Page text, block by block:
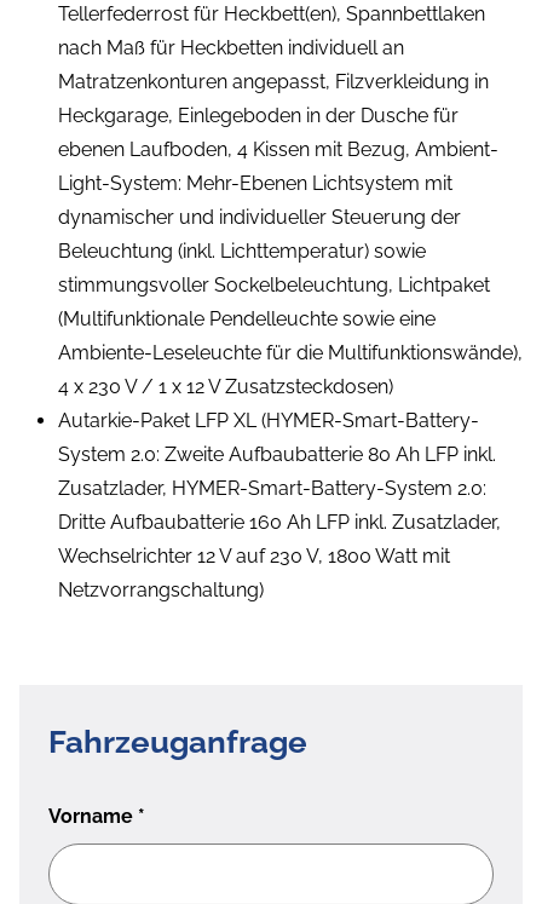
Tellerfederrost für Heckbett(en), Spannbettlaken
nach Maß für Heckbetten individuell an
Matratzenkonturen angepasst, Filzverkleidung in
Heckgarage, Einlegeboden in der Dusche für
ebenen Laufboden, 4 Kissen mit Bezug, Ambient-
Light-System: Mehr-Ebenen Lichtsystem mit
dynamischer und individueller Steuerung der
Beleuchtung (inkl. Lichttemperatur) sowie
stimmungsvoller Sockelbeleuchtung, Lichtpaket
(Multifunktionale Pendelleuchte sowie eine
Ambiente-Leseleuchte für die Multifunktionswände),
4 x 230 V / 1 x 12 V Zusatzsteckdosen)
Autarkie-Paket LFP XL (HYMER-Smart-Battery-
System 2.0: Zweite Aufbaubatterie 80 Ah LFP inkl.
Zusatzlader, HYMER-Smart-Battery-System 2.0:
Dritte Aufbaubatterie 160 Ah LFP inkl. Zusatzlader,
Wechselrichter 12 V auf 230 V, 1800 Watt mit
Netzvorrangschaltung)
Fahrzeuganfrage
Vorname *